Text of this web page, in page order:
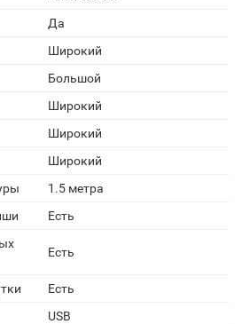
Да
Широкий
Большой
Широкий
Широкий
Широкий
1.5 метра
Есть
Есть
Есть
USB